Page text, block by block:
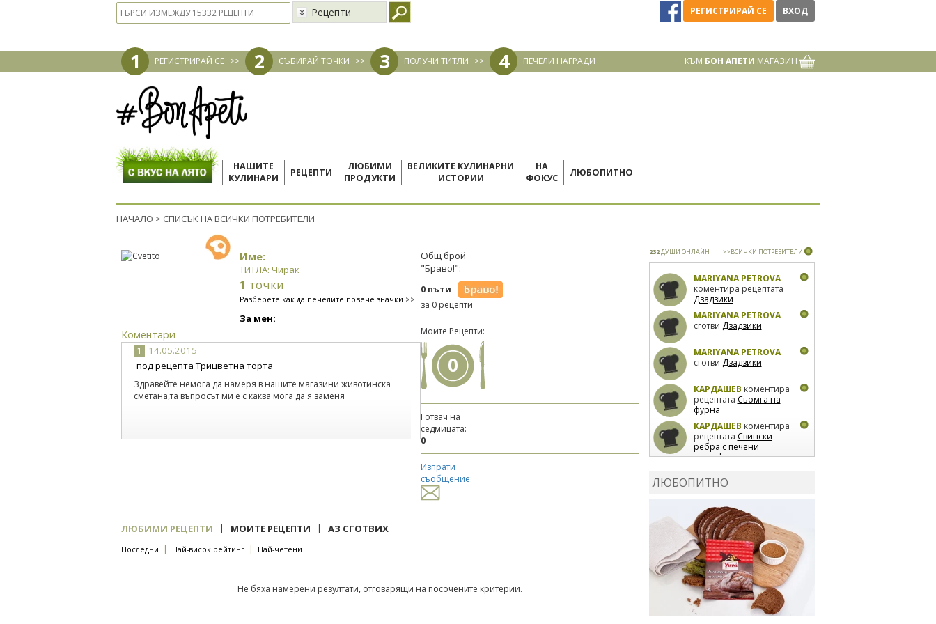
Рецепти РЕГИСТРИРАЙ СЕ ВХОД
1 РЕГИСТРИРАЙ СЕ >> 2 СЪБИРАЙ ТОЧКИ >> 3 ПОЛУЧИ ТИТЛИ >> 4 ПЕЧЕЛИ НАГРАДИ КЪМ БОН АПЕТИ МАГАЗИН
НАШИТЕ
КУЛИНАРИ
РЕЦЕПТИ
ЛЮБИМИ
ПРОДУКТИ
ВЕЛИКИТЕ КУЛИНАРНИ
ИСТОРИИ
НА
ФОКУС
ЛЮБОПИТНО
НАЧАЛО > СПИСЪК НА ВСИЧКИ ПОТРЕБИТЕЛИ
Име:
ТИТЛА: Чирак
1 точки
Разберете как да печелите повече значки >>
За мен:
Коментари
1
14.05.2015
под рецептаТрицветна торта
Здравейте немога да намеря в нашите магазини животинска
сметана,та въпросът ми е с каква мога да я заменя
Общ брой
"Браво!":
0 пъти
за 0 рецепти
Моите Рецепти:
0
Готвач на
седмицата:
0
Изпрати
съобщение:
ЛЮБИМИ РЕЦЕПТИ | МОИТЕ РЕЦЕПТИ | АЗ СГОТВИХ
Последни | Най-висок рейтинг | Най-четени
Не бяха намерени резултати, отговарящи на посочените критерии.
232ДУШИ ОНЛАЙН >>ВСИЧКИ ПОТРЕБИТЕЛИ
MARIYANA PETROVA
коментира рецептата
Дзадзики
MARIYANA PETROVA
сготви Дзадзики
MARIYANA PETROVA
сготви Дзадзики
КАРДАШЕВ коментира
рецептата Сьомга на
фурна
КАРДАШЕВ коментира
рецептата Свински
ребра с печени
картофи
лимон
коментира рецептата
Киноа със зеленчуци
ЛЮБОПИТНО